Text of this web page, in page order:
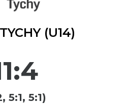
(U14)
5:1, 5:1)